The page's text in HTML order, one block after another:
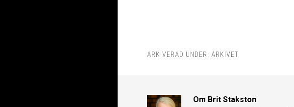
ARKIVERAD UNDER: ARKIVET
Om Brit Stakston